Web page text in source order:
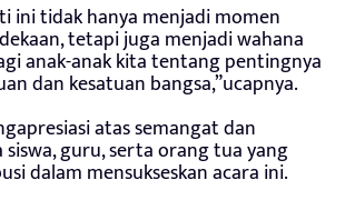
ini tidak hanya menjadi momen
tetapi juga menjadi wahana
anak-anak kita tentang pentingnya
dan kesatuan bangsa,”ucapnya.
atas semangat dan
guru, serta orang tua yang
dalam mensukseskan acara ini.